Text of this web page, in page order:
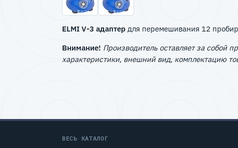
ELMI V-3 адаптер для перемешивания 12
Внимание! Производитель оставляет за собой
характеристики, внешний вид, комплектацию
ВЕСЬ КАТАЛОГ